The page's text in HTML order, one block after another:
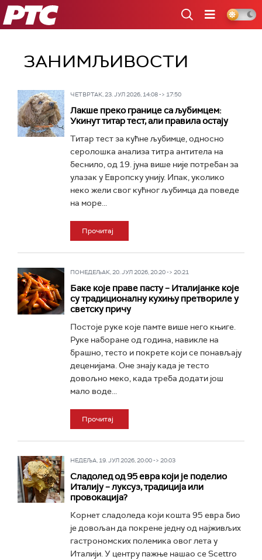
РТС
ЗАНИМЉИВОСТИ
ЧЕТВРТАК, 23. ЈУЛ 2026, 14:08 -> 17:50
Лакше преко границе са љубимцем:
Укинут титар тест, али правила остају
Титар тест за кућне љубимце, односно
серолошка анализа титра антитела на
беснило, од 19. јуна више није потребан за
улазак у Европску унију. Ипак, уколико
неко жели свог кућног љубимца да поведе
на море...
Прочитај
ПОНЕДЕЉАК, 20. ЈУЛ 2026, 20:20 -> 20:21
Баке које праве пасту – Италијанке које
су традиционалну кухињу претвориле у
светску причу
Постоје руке које памте више него књиге.
Руке наборане од година, навикле на
брашно, тесто и покрете који се понављају
деценијама. Оне знају када је тесто
довољно меко, када треба додати још
мало воде...
Прочитај
НЕДЕЉА, 19. ЈУЛ 2026, 20:00 -> 20:03
Сладолед од 95 евра који је поделио
Италију – луксуз, традиција или
провокација?
Корнет сладоледа који кошта 95 евра био
је довољан да покрене једну од најживљих
гастрономских полемика овог лета у
Италији. У центру пажње нашао се Scettro